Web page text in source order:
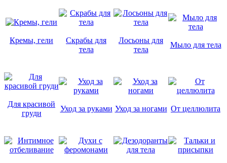
Кремы, гели
Скрабы для
тела
Лосьоны для
тела
Мыло для тела
Для красивой
груди
Уход за руками Уход за ногами От целлюлита